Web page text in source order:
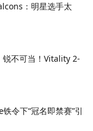
：明星选手太
锐不可当！Vitality 2-
令下“冠名即禁赛”引